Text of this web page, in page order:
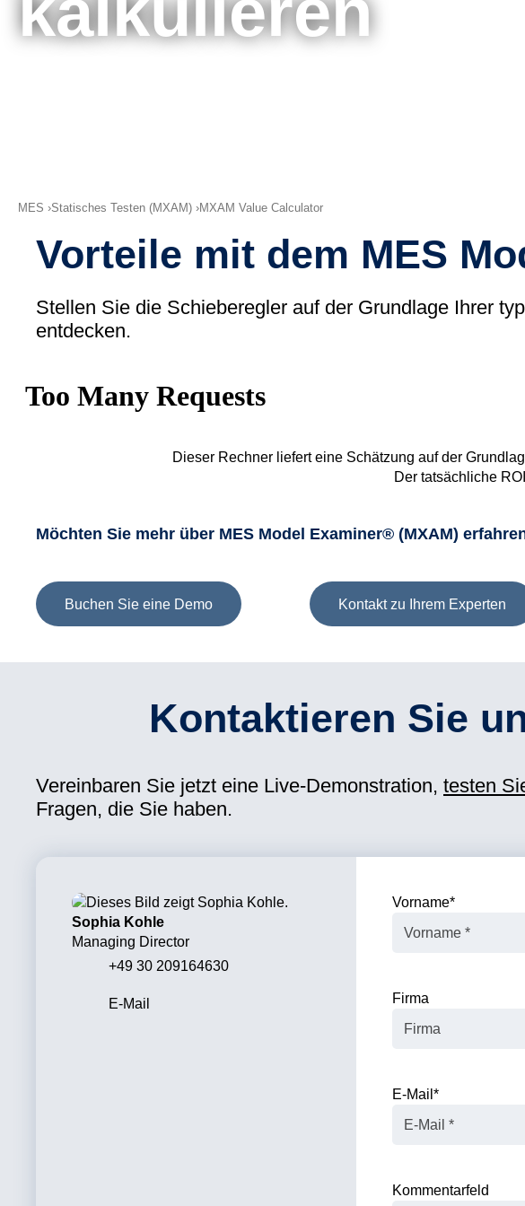
Vorteile mit dem MES
Stellen Sie die Schieberegler auf der Grundlage Ihrer
entdecken.
Dieser Rechner liefert eine Schätzung auf der
Der tatsächliche
Möchten Sie mehr über MES Model Examiner® (MXAM)
Buchen Sie eine Demo Kontakt zu Ihrem Experten
Kontaktieren Sie
Vereinbaren Sie jetzt eine Live-Demonstration, testen
Fragen, die Sie haben.
Sophia Kohle
Managing Director
+49 30 209164630
E-Mail
Vorname*
Firma
E-Mail *
Kommentarfeld
MES Statisches Testen (MXAM) MXAM Value Calculator